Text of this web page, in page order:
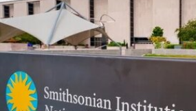
流。他在接受《艺术新闻》采访
群对我策展实践的重要影响之一
考的时间跨度不再局限于双年展
视野扩展至数十万年的时间尺度。
除了领导新加坡双年展外，刘祺